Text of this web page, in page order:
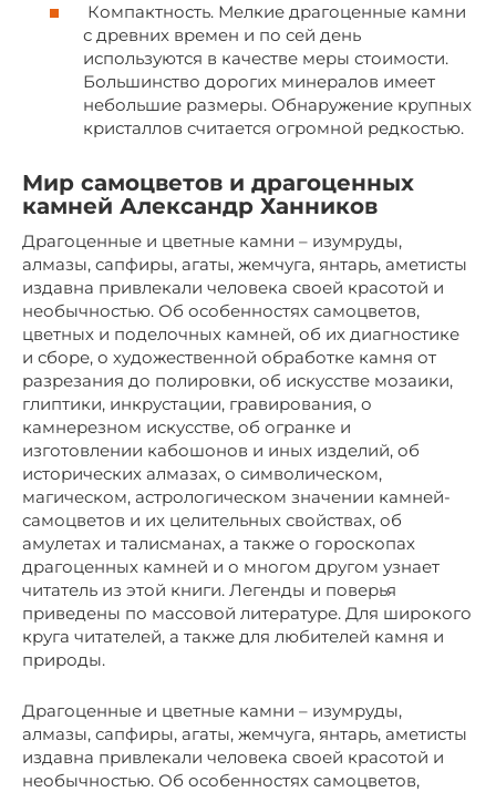
Компактность. Мелкие драгоценные камни
с древних времен и по сей день
используются в качестве меры стоимости.
Большинство дорогих минералов имеет
небольшие размеры. Обнаружение крупных
кристаллов считается огромной редкостью.
Мир самоцветов и драгоценных
камней Александр Ханников
Драгоценные и цветные камни – изумруды,
алмазы, сапфиры, агаты, жемчуга, янтарь, аметисты
издавна привлекали человека своей красотой и
необычностью. Об особенностях самоцветов,
цветных и поделочных камней, об их диагностике
и сборе, о художественной обработке камня от
разрезания до полировки, об искусстве мозаики,
глиптики, инкрустации, гравирования, о
камнерезном искусстве, об огранке и
изготовлении кабошонов и иных изделий, об
исторических алмазах, о символическом,
магическом, астрологическом значении камней-
самоцветов и их целительных свойствах, об
амулетах и талисманах, а также о гороскопах
драгоценных камней и о многом другом узнает
читатель из этой книги. Легенды и поверья
приведены по массовой литературе. Для широкого
круга читателей, а также для любителей камня и
природы.
Драгоценные и цветные камни – изумруды,
алмазы, сапфиры, агаты, жемчуга, янтарь, аметисты
издавна привлекали человека своей красотой и
необычностью. Об особенностях самоцветов,